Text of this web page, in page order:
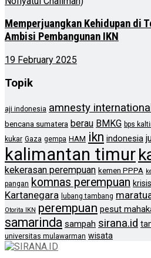
Memperjuangkan Kehidupan di
Ambisi Pembangunan IKN
19 February 2025
Topik
aji indonesia amnesty
bencana sumatera berau BMKG bps
kukar Gaza gempa HAM ikn indonesia
kalimantan timur
kekerasan perempuan kemen PPPA
pangan komnas perempuan
Kartanegara lubang tambang
Otorita IKN perempuan pesut
samarinda sampah sirana.id
universitas mulawarman wisata